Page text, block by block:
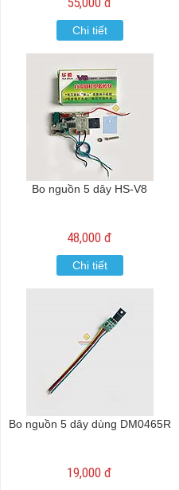
Chi tiết
Bo nguồn 5 dây HS-V8
48,000 đ
Chi tiết
Bo nguồn 5 dây dùng DM0465R
19,000 đ